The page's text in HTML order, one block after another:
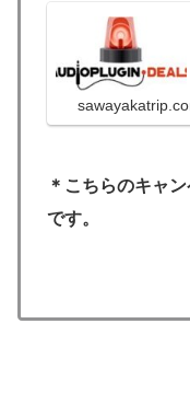
＊こちらのキャ
です。